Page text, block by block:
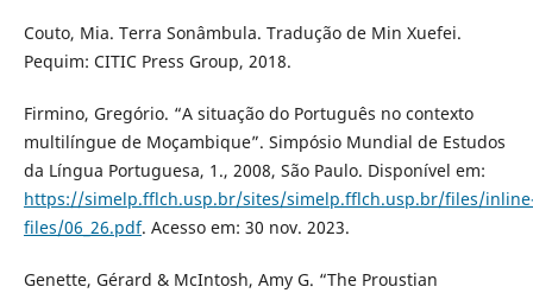
Couto, Mia. Terra Sonâmbula. Tradução de Min Xuefei.
Pequim: CITIC Press Group, 2018.
Firmino, Gregório. “A situação do Português no contexto
multilíngue de Moçambique”. Simpósio Mundial de Estudos
da Língua Portuguesa, 1., 2008, São Paulo. Disponível em:
https://simelp.fflch.usp.br/sites/simelp.fflch.usp.br/files/
files/06_26.pdf. Acesso em: 30 nov. 2023.
Genette, Gérard & McIntosh, Amy G. “The Proustian